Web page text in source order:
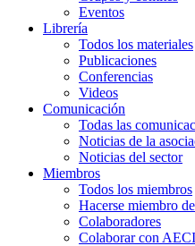
Eventos
Librería
Todos los materiales
Publicaciones
Conferencias
Videos
Comunicación
Todas las
Noticias de la
Noticias del sector
Miembros
Todos los miembros
Hacerse miembro
Colaboradores
Colaborar con AECI